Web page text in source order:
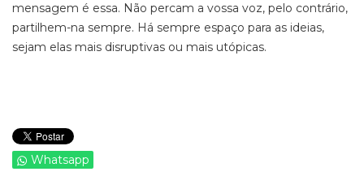
mensagem é essa. Não percam a vossa voz, pelo contrário,
partilhem-na sempre. Há sempre espaço para as ideias,
sejam elas mais disruptivas ou mais utópicas.
Whatsapp